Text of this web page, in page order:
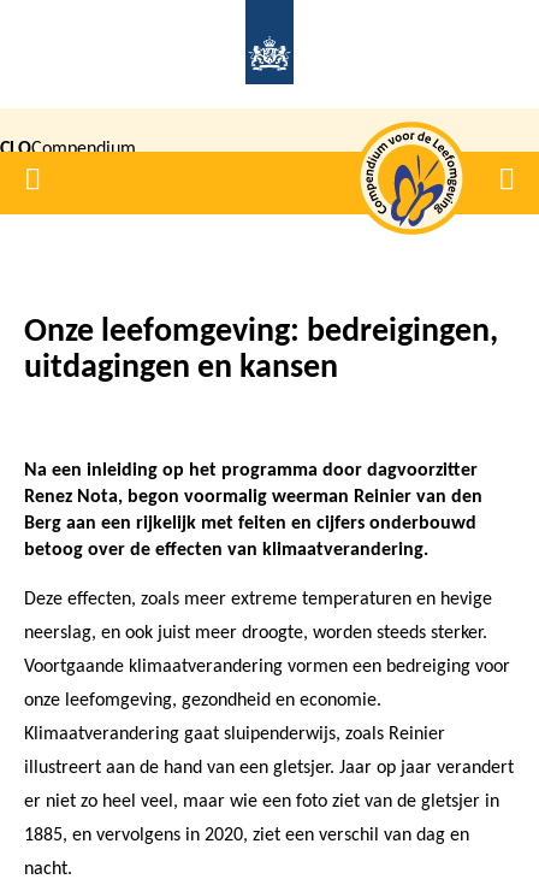
inhoud
gaan
CLOCompendium
voor de
Home
Kruimelpad
Onze leefomgeving: bedreigingen,
uitdagingen en kansen
Na een inleiding op het programma door dagvoorzitter
Renez Nota, begon voormalig weerman Reinier van den
Berg aan een rijkelijk met feiten en cijfers onderbouwd
betoog over de effecten van klimaatverandering.
Deze effecten, zoals meer extreme temperaturen en hevige
neerslag, en ook juist meer droogte, worden steeds sterker.
Voortgaande klimaatverandering vormen een bedreiging voor
onze leefomgeving, gezondheid en economie.
Klimaatverandering gaat sluipenderwijs, zoals Reinier
illustreert aan de hand van een gletsjer. Jaar op jaar verandert
er niet zo heel veel, maar wie een foto ziet van de gletsjer in
1885, en vervolgens in 2020, ziet een verschil van dag en
nacht.